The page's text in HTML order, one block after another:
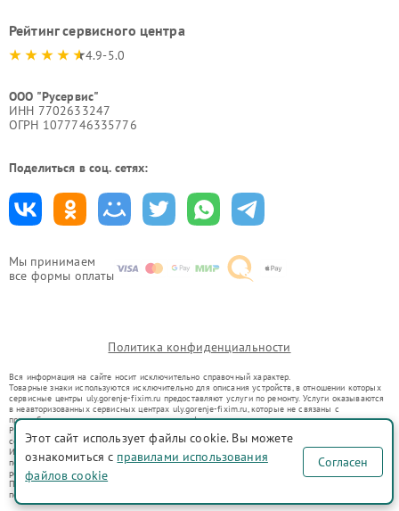
Мы принимаем
все формы оплаты
Рейтинг сервисного центра
4.9-5.0
ООО "Русервис"
ИНН 7702633247
ОГРН 1077746335776
Поделиться в соц. сетях:
Политика конфиденциальности
Вся информация на сайте носит исключительно справочный характер.
Товарные знаки используются исключительно для описания устройств, в отношении которых
сервисные центры uly.gorenje-fixim.ru предоставляют услуги по ремонту. Услуги оказываются
в неавторизованных сервисных центрах uly.gorenje-fixim.ru, которые не связаны с
правообладателями товарных знаков или их официальными представителями.
Ремонт осуществляется для устройств, уже введенных в гражданский оборот в соответствии
со статьей 1487 ГК РФ.
Использование товарных знаков не преследует цели индивидуализации услуг или введения
потребителей в заблуждение, а служит для информирования о предоставляемых услугах по
ремонту техники указанных брендов.
Представленная на сайте информация не является публичной офертой, определяемой
положениями Статьи 437(2) Гражданского кодекса РФ
Этот сайт использует файлы cookie. Вы можете
ознакомиться с правилами использования
файлов cookie
Согласен